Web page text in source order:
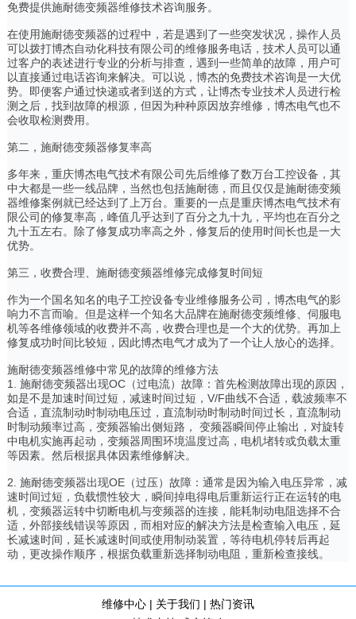
免费提供施耐德变频器维修技术咨询服务。
在使用施耐德变频器的过程中，若是遇到了一些突发状况，操作人员
可以拨打博杰自动化科技有限公司的维修服务电话，技术人员可以通
过客户的表述进行专业的分析与排查，遇到一些简单的故障，用户可
以直接通过电话咨询来解决。可以说，博杰的免费技术咨询是一大优
势。即便客户通过快递或者到送的方式，让博杰专业技术人员进行检
测之后，找到故障的根源，但因为种种原因放弃维修，博杰电气也不
会收取检测费用。
第二，施耐德变频器修复率高
多年来，重庆博杰电气技术有限公司先后维修了数万台工控设备，其
中大都是一些一线品牌，当然也包括施耐德，而且仅仅是施耐德变频
器维修案例就已经达到了上万台。重要的一点是重庆博杰电气技术有
限公司的修复率高，峰值几乎达到了百分之九十九，平均也在百分之
九十五左右。除了修复成功率高之外，修复后的使用时间长也是一大
优势。
第三，收费合理、施耐德变频器维修完成修复时间短
作为一个国名知名的电子工控设备专业维修服务公司，博杰电气的影
响力不言而喻。但是这样一个知名大品牌在施耐德变频维修、伺服电
机等各维修领域的收费并不高，收费合理也是一个大的优势。再加上
修复成功时间比较短，因此博杰电气才成为了一个让人放心的选择。
施耐德变频器维修中常见的故障的维修方法
1. 施耐德变频器出现OC（过电流）故障：首先检测故障出现的原因，
如是不是加速时间过短，减速时间过短，V/F曲线不合适，载波频率不
合适，直流制动时制动电压过，直流制动时制动时间过长，直流制动
时制动频率过高，变频器输出侧短路， 变频器瞬间停止输出，对旋转
中电机实施再起动，变频器周围环境温度过高，电机堵转或负载太重
等因素。然后根据具体因素维修解决。
2. 施耐德变频器出现OE（过压）故障：通常是因为输入电压异常，减
速时间过短，负载惯性较大，瞬间掉电得电后重新运行正在运转的电
机，变频器运转中切断电机与变频器的连接，能耗制动电阻选择不合
适，外部接线错误等原因，而相对应的解决方法是检查输入电压，延
长减速时间，延长减速时间或使用制动装置，等待电机停转后再起
动，更改操作顺序，根据负载重新选择制动电阻，重新检查接线。
维修中心 | 关于我们 | 热门资讯